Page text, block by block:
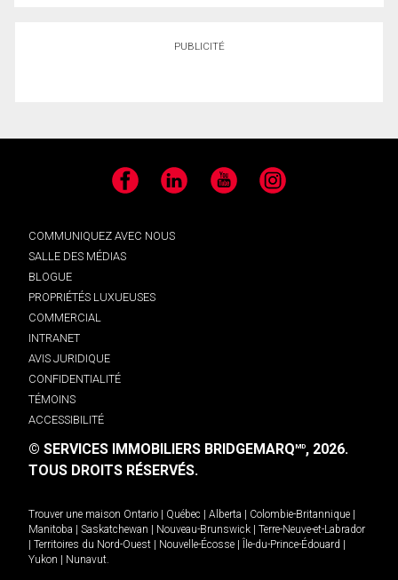
PUBLICITÉ
Facebook LinkedIn YouTube Instagram
COMMUNIQUEZ AVEC NOUS
SALLE DES MÉDIAS
BLOGUE
PROPRIÉTÉS LUXUEUSES
COMMERCIAL
INTRANET
AVIS JURIDIQUE
CONFIDENTIALITÉ
TÉMOINS
ACCESSIBILITÉ
© SERVICES IMMOBILIERS BRIDGEMARQMD, 2026.
TOUS DROITS RÉSERVÉS.
Trouver une maison Ontario Québec Alberta Colombie-Britannique
Manitoba
Saskatchewan Nouveau-Brunswick
Terre-Neuve-et-Labrador
Territoires du Nord-Ouest Nouvelle-Écosse Île-du-Prince-Édouard
Yukon
Nunavut.